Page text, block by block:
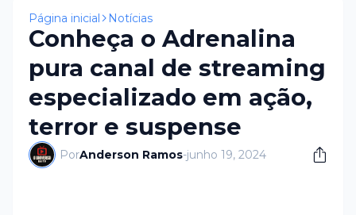
Página inicial Notícias
Conheça o Adrenalina
pura canal de streaming
especializado em ação,
terror e suspense
PorAnderson Ramos-junho 19, 2024